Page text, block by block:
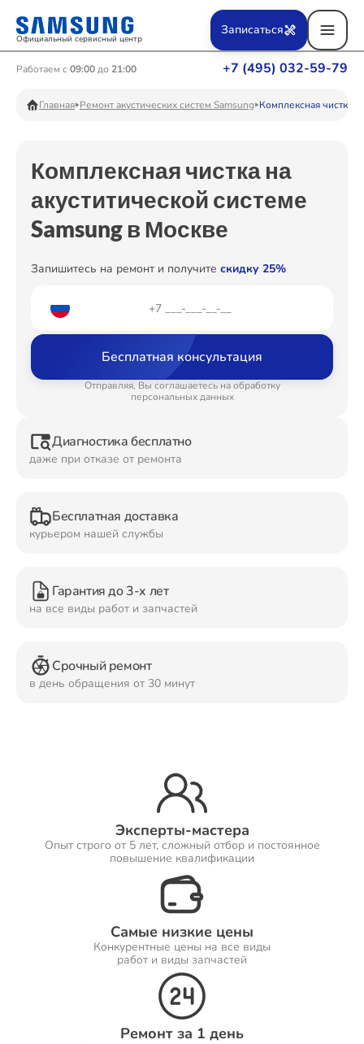
Официальный сервисный центр
+7 (495) 032-59-79
Работаем с 09:00до 21:00
Записаться
Главная Ремонт акустических систем Samsung Комплексная чистка
Комплексная чистка на
акуститической системе
Samsung в Москве
Запишитесь на ремонт и получите скидку 25%
Бесплатная консультация
Отправляя, Вы соглашаетесь на обработку
персональных данных
Диагностика бесплатно
даже при отказе от ремонта
Бесплатная доставка
курьером нашей службы
Гарантия до 3-х лет
на все виды работ и запчастей
Срочный ремонт
в день обращения от 30 минут
Эксперты-мастера
Опыт строго от 5 лет, сложный отбор и постоянное
повышение квалификации
Самые низкие цены
Конкурентные цены на все виды
работ и виды запчастей
Ремонт за 1 день
Ремонт Вертикальных пылесосов
Ремонт Телевизоров
Ремонт Пылесосов
Ремонт Планшетов
Ремонт Принтеров
Ремонт Саундбаров
Ремонт VR систем
Ремонт Сабвуферов